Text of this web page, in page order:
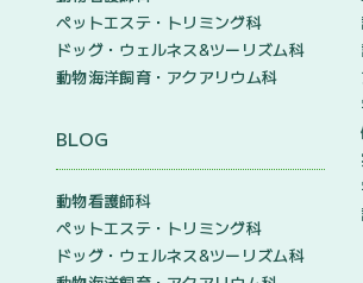
ペットエステ・トリミング科
ドッグ・ウェルネス&ツーリズム科
動物海洋飼育・アクアリウム科
BLOG
動物看護師科
ペットエステ・トリミング科
ドッグ・ウェルネス&ツーリズム科